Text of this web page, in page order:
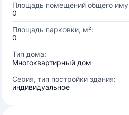
Площадь помещений общего
0
Площадь парковки, м²:
0
Тип дома:
Многоквартирный дом
Серия, тип постройки здания:
индивидуальное